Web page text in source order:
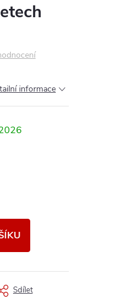
informace
Sdílet